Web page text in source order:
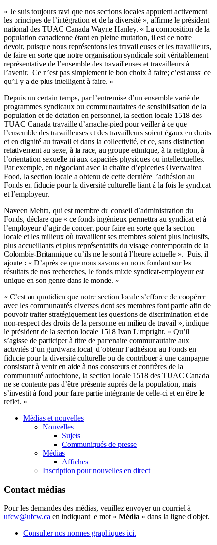
« Je suis toujours ravi que nos sections locales appuient activement
les principes de l’intégration et de la diversité », affirme le président
national des TUAC Canada Wayne Hanley. « La composition de la
population canadienne étant en pleine mutation, il est de notre
devoir, puisque nous représentons les travailleuses et les travailleurs,
de faire en sorte que notre organisation syndicale soit véritablement
représentative de l’ensemble des travailleuses et travailleurs à
l’avenir. Ce n’est pas simplement le bon choix à faire; c’est aussi ce
qu’il y a de plus intelligent à faire. »
Depuis un certain temps, par l’entremise d’un ensemble varié de
programmes syndicaux ou communautaires de sensibilisation de la
population et de dotation en personnel, la section locale 1518 des
TUAC Canada travaille d’arrache-pied pour veiller à ce que
l’ensemble des travailleuses et des travailleurs soient égaux en droits
et en dignité au travail et dans la collectivité, et ce, sans distinction
relativement au sexe, à la race, au groupe ethnique, à la religion, à
l’orientation sexuelle ni aux capacités physiques ou intellectuelles.
Par exemple, en négociant avec la chaîne d’épiceries Overwaitea
Food, la section locale a obtenu de cette dernière l’adhésion au
Fonds en fiducie pour la diversité culturelle liant à la fois le syndicat
et l’employeur.
Naveen Mehta, qui est membre du conseil d’administration du
Fonds, déclare que « ce fonds ingénieux permettra au syndicat et à
l’employeur d’agir de concert pour faire en sorte que la section
locale et les milieux où travaillent ses membres soient plus inclusifs,
plus accueillants et plus représentatifs du visage contemporain de la
Colombie-Britannique qu’ils ne le sont à l’heure actuelle ». Puis, il
ajoute : « D’après ce que nous savons en nous fondant sur les
résultats de nos recherches, le fonds mixte syndicat-employeur est
unique en son genre dans le monde. »
« C’est au quotidien que notre section locale s’efforce de coopérer
avec les communautés diverses dont ses membres font partie afin de
pouvoir traiter stratégiquement les questions de discrimination et de
non-respect des droits de la personne en milieu de travail », indique
le président de la section locale 1518 Ivan Limpright. « Qu’il
s’agisse de participer à titre de partenaire communautaire aux
activités d’un gurdwara local, d’obtenir l’adhésion au Fonds en
fiducie pour la diversité culturelle ou de contribuer à une campagne
consistant à venir en aide à nos consœurs et confrères de la
communauté autochtone, la section locale 1518 des TUAC Canada
ne se contente pas d’être présente auprès de la population, mais
s’investit à fond pour faire partie intégrante de celle-ci et en être le
reflet. »
Médias et nouvelles
Nouvelles
Sujets
Communiqués de presse
Médias
Affiches
Inscription pour nouvelles en direct
Contact médias
Pour les demandes des médias, veuillez envoyer un courriel à
ufcw@ufcw.ca en indiquant le mot « Média » dans la ligne d'objet.
Consulter nos normes graphiques ici.